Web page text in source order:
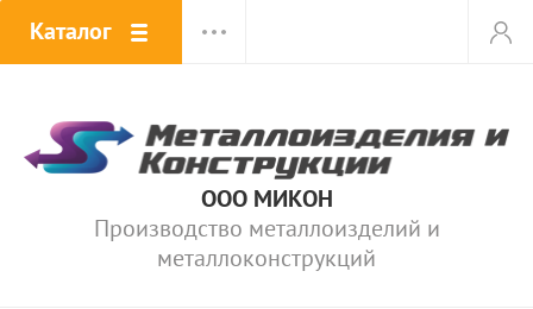
Каталог
ООО МИКОН
Производство металлоизделий и
металлоконструкций